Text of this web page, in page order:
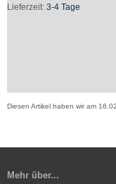
Lieferzeit: 3-4 Tage
Diesen Artikel haben wir am
Mehr über...